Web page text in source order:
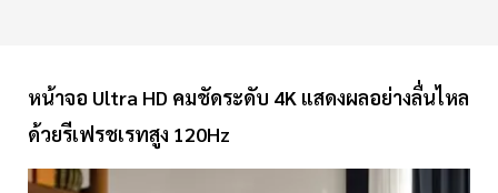
หน้าจอ Ultra HD คมชัดระดับ 4K แสดงผลอย่างลื่นไหล
ด้วยรีเฟรชเรทสูง 120Hz